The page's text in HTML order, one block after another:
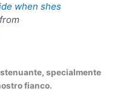
when shes
from
specialmente
fianco.